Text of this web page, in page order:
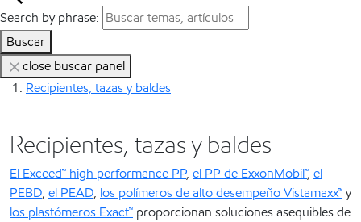
Search by phrase:
Buscar
close buscar panel
Recipientes, tazas y baldes
Recipientes, tazas y baldes
El Exceed™ high performance PP, el PP de ExxonMobil™, el
PEBD, el PEAD, los polímeros de alto desempeño Vistamaxx™y
los plastómeros Exact™ proporcionan soluciones asequibles de